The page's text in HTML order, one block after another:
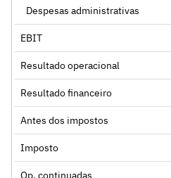
Despesas administrativas
EBIT
Resultado operacional
Resultado financeiro
Antes dos impostos
Imposto
Op. continuadas